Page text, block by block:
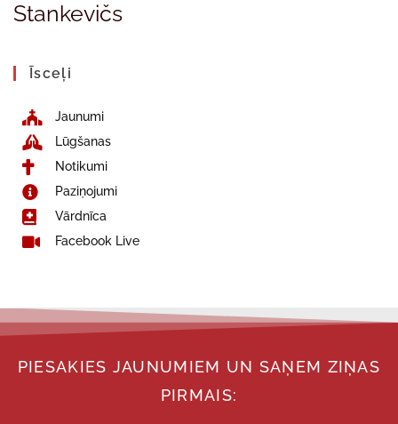
Stankevičs
Īsceļi
Jaunumi
Lūgšanas
Notikumi
Paziņojumi
Vārdnīca
Facebook Live
PIESAKIES JAUNUMIEM UN SAŅEM ZIŅAS
PIRMAIS: